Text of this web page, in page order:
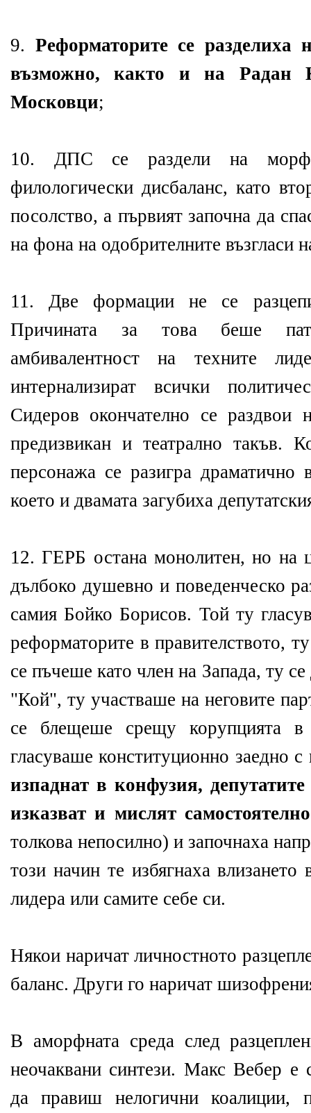
9. Реформаторите се разделиха
възможно, както и на Радан
Московци;
10. ДПС се раздели на
филологически дисбаланс, като
посолство, а първият започна да
на фона на одобрителните възгласи
11. Две формации не се
Причината за това беше
амбивалентност на техните
интернализират всички
Сидеров окончателно се раздвои
предизвикан и театрално такъв.
персонажа се разигра драматично
което и двамата загубиха
12. ГЕРБ остана монолитен, но на
дълбоко душевно и поведенческо
самия Бойко Борисов. Той ту
реформаторите в правителството,
се пъчеше като член на Запада, ту
"Кой", ту участваше на неговите
се блещеше срещу корупцията в
гласуваше конституционно заедно
изпаднат в конфузия,
изказват и мислят
толкова непосилно) и започнаха
този начин те избягнаха влизането
лидера или самите себе си.
Някои наричат личностното
баланс. Други го наричат
В аморфната среда след
неочаквани синтези. Макс Вебер е
да правиш нелогични коалиции,